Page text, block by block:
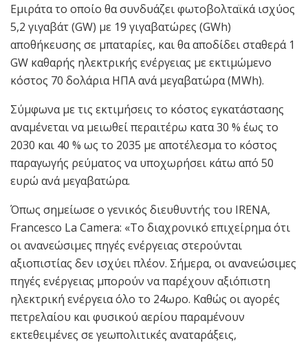
Εμιράτα το οποίο θα συνδυάζει φωτοβολταϊκά ισχύος
5,2 γιγαβάτ (GW) με 19 γιγαβατώρες (GWh)
αποθήκευσης σε μπαταρίες, και θα αποδίδει σταθερά 1
GW καθαρής ηλεκτρικής ενέργειας με εκτιμώμενο
κόστος 70 δολάρια ΗΠΑ ανά μεγαβατώρα (MWh).
Σύμφωνα με τις εκτιμήσεις το κόστος εγκατάστασης
αναμένεται να μειωθεί περαιτέρω κατα 30 % έως το
2030 και 40 % ως το 2035 με αποτέλεσμα το κόστος
παραγωγής ρεύματος να υποχωρήσει κάτω από 50
ευρώ ανά μεγαβατώρα.
Όπως σημείωσε ο γενικός διευθυντής του IRENA,
Francesco La Camera: «Το διαχρονικό επιχείρημα ότι
οι ανανεώσιμες πηγές ενέργειας στερούνται
αξιοπιστίας δεν ισχύει πλέον. Σήμερα, οι ανανεώσιμες
πηγές ενέργειας μπορούν να παρέχουν αξιόπιστη
ηλεκτρική ενέργεια όλο το 24ωρο. Καθώς οι αγορές
πετρελαίου και φυσικού αερίου παραμένουν
εκτεθειμένες σε γεωπολιτικές αναταράξεις,